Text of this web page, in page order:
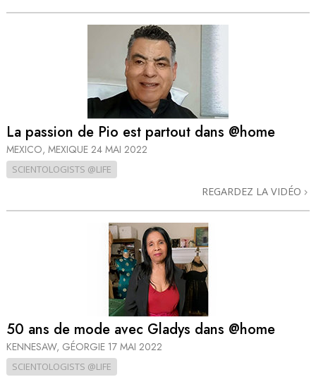
La passion de Pio est partout dans @home
MEXICO, MEXIQUE 24 MAI 2022
SCIENTOLOGISTS @LIFE
REGARDEZ LA VIDÉO
50 ans de mode avec Gladys dans @home
KENNESAW, GÉORGIE 17 MAI 2022
SCIENTOLOGISTS @LIFE